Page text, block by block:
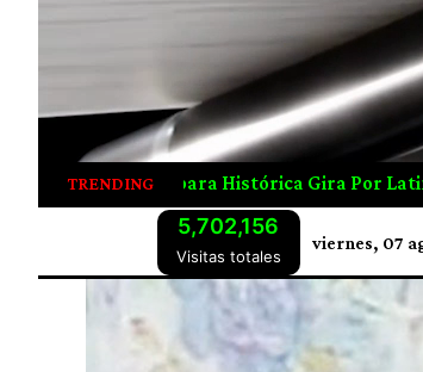
TRENDING
Histórica Gira Por Latinoamérica; Visitará
Visitas totales
5,702,156
viernes, 07